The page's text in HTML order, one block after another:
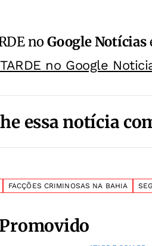
noGoogle Notícias
no Google
essa notícia
FACÇÕES CRIMINOSAS NA BAHIA